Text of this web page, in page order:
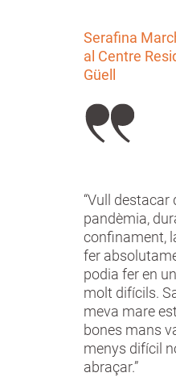
Serafina
al Centre
Güell
“Vull destacar
pandèmia,
confinament,
fer
podia fer en
molt difícils.
meva mare
bones mans
menys difícil
abraçar.”